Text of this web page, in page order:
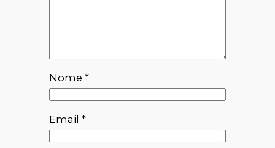
Nome *
Email *